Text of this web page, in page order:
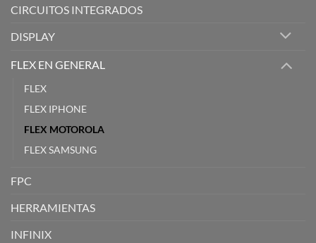
CIRCUITOS INTEGRADOS
DISPLAY
FLEX EN GENERAL
FLEX
FLEX IPHONE
FLEX MOTOROLA
FLEX SAMSUNG
FPC
HERRAMIENTAS
INFINIX